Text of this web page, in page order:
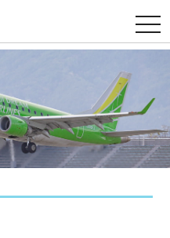
t
o
g
a
i
g
a
t
n